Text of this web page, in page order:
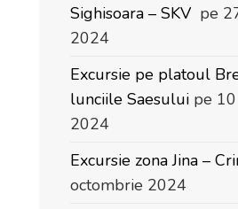
Sighisoara – SKV pe
2024
Excursie pe platoul
lunciile Saesului pe
2024
Excursie zona Jina –
octombrie 2024